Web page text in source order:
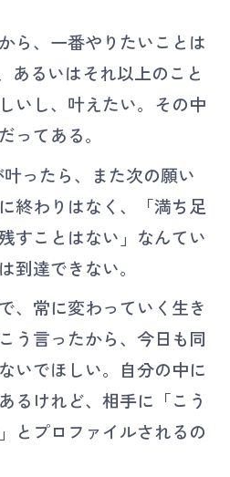
ら、一番やりたいことは
あるいはそれ以上のこと
いし、叶えたい。その中
ってある。
ったら、また次の願い
終わりはなく、「満ち足
すことはない」なんてい
到達できない。
、常に変わっていく生き
う言ったから、今日も同
いでほしい。自分の中に
るけれど、相手に「こう
とプロファイルされるの